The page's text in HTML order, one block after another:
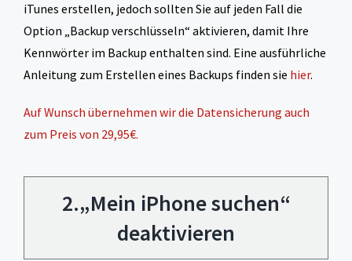
iTunes erstellen, jedoch sollten Sie auf jeden Fall die
Option „Backup verschlüsseln“ aktivieren, damit Ihre
Kennwörter im Backup enthalten sind. Eine ausführliche
Anleitung zum Erstellen eines Backups finden sie hier.
Auf Wunsch übernehmen wir die Datensicherung auch
zum Preis von 29,95€.
2.„Mein iPhone suchen“
deaktivieren